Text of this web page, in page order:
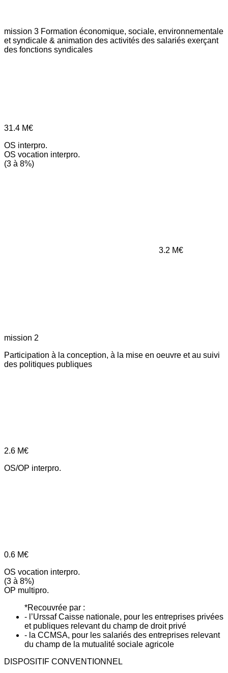
mission 3 Formation économique, sociale, environnementale
et syndicale & animation des activités des salariés exerçant
des fonctions syndicales
31.4 M€
OS interpro.
OS vocation interpro.
(3 à 8%)
3.2 M€
mission 2
Participation à la conception, à la mise en oeuvre et au suivi
des politiques publiques
2.6 M€
OS/OP interpro.
0.6 M€
OS vocation interpro.
(3 à 8%)
OP multipro.
*Recouvrée par :
- l’Urssaf Caisse nationale, pour les entreprises privées
et publiques relevant du champ de droit privé
- la CCMSA, pour les salariés des entreprises relevant
du champ de la mutualité sociale agricole
DISPOSITIF CONVENTIONNEL